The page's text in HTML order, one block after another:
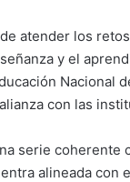
atender los
y el
Nacional
alianza con las
serie coherente
alineada con